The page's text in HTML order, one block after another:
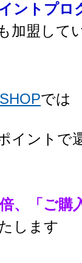
ントプロ
加盟して
では
イントで
、「ご購
します